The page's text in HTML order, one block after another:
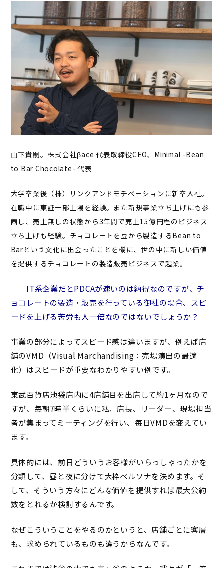
山下貴嗣。株式会社βace 代表取締役CEO、Minimal -Bean
to Bar Chocolate- 代表
大学卒業後（株）リンクアンドモチベーションに新卒入社。
在職中に東証一部上場を経験。また新規事業立ち上げにも参
画し、売上無しの状態から3年間で売上15億円程のビジネス
立ち上げも経験。チョコレートを豆から製造するBean to
Barという文化に出会ったことを機に、世の中に新しい価値
を提供するチョコレートの製造販売ビジネスで起業。
──IT系企業だとPDCAが速いのは納得なのですが、チ
ョコレートの製造・販売を行っている御社の場合、スピ
ードを上げる苦労も人一倍なのではないでしょうか？
事業の部分によってスピード感は違いますが、例えば店
舗のVMD（Visual Marchandising：売場演出の最適
化）はスピードが重要なわかりやすい例です。
東武百貨店池袋店内に4店舗目を出店して約1ヶ月なので
すが、毎朝7時半くらいに私、店長、リーダー、現場担当
者が集まってミーティングを行い、毎日VMDを変えてい
ます。
具体的には、前日どういうお客様がいらっしゃったかを
分類して、昼と夜に分けて大枠ペルソナを決めます。そ
して、そういう方々にどんな価値を提供すれば最大公約
数をとれるか検討するんです。
なぜこういうことをやるのかというと、店舗ごとに客層
も、求められているものも違うからなんです。